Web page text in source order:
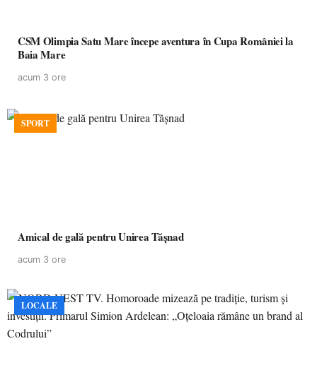
CSM Olimpia Satu Mare începe aventura în Cupa României la
Baia Mare
acum 3 ore
SPORT
Amical de gală pentru Unirea Tășnad
acum 3 ore
LOCALE